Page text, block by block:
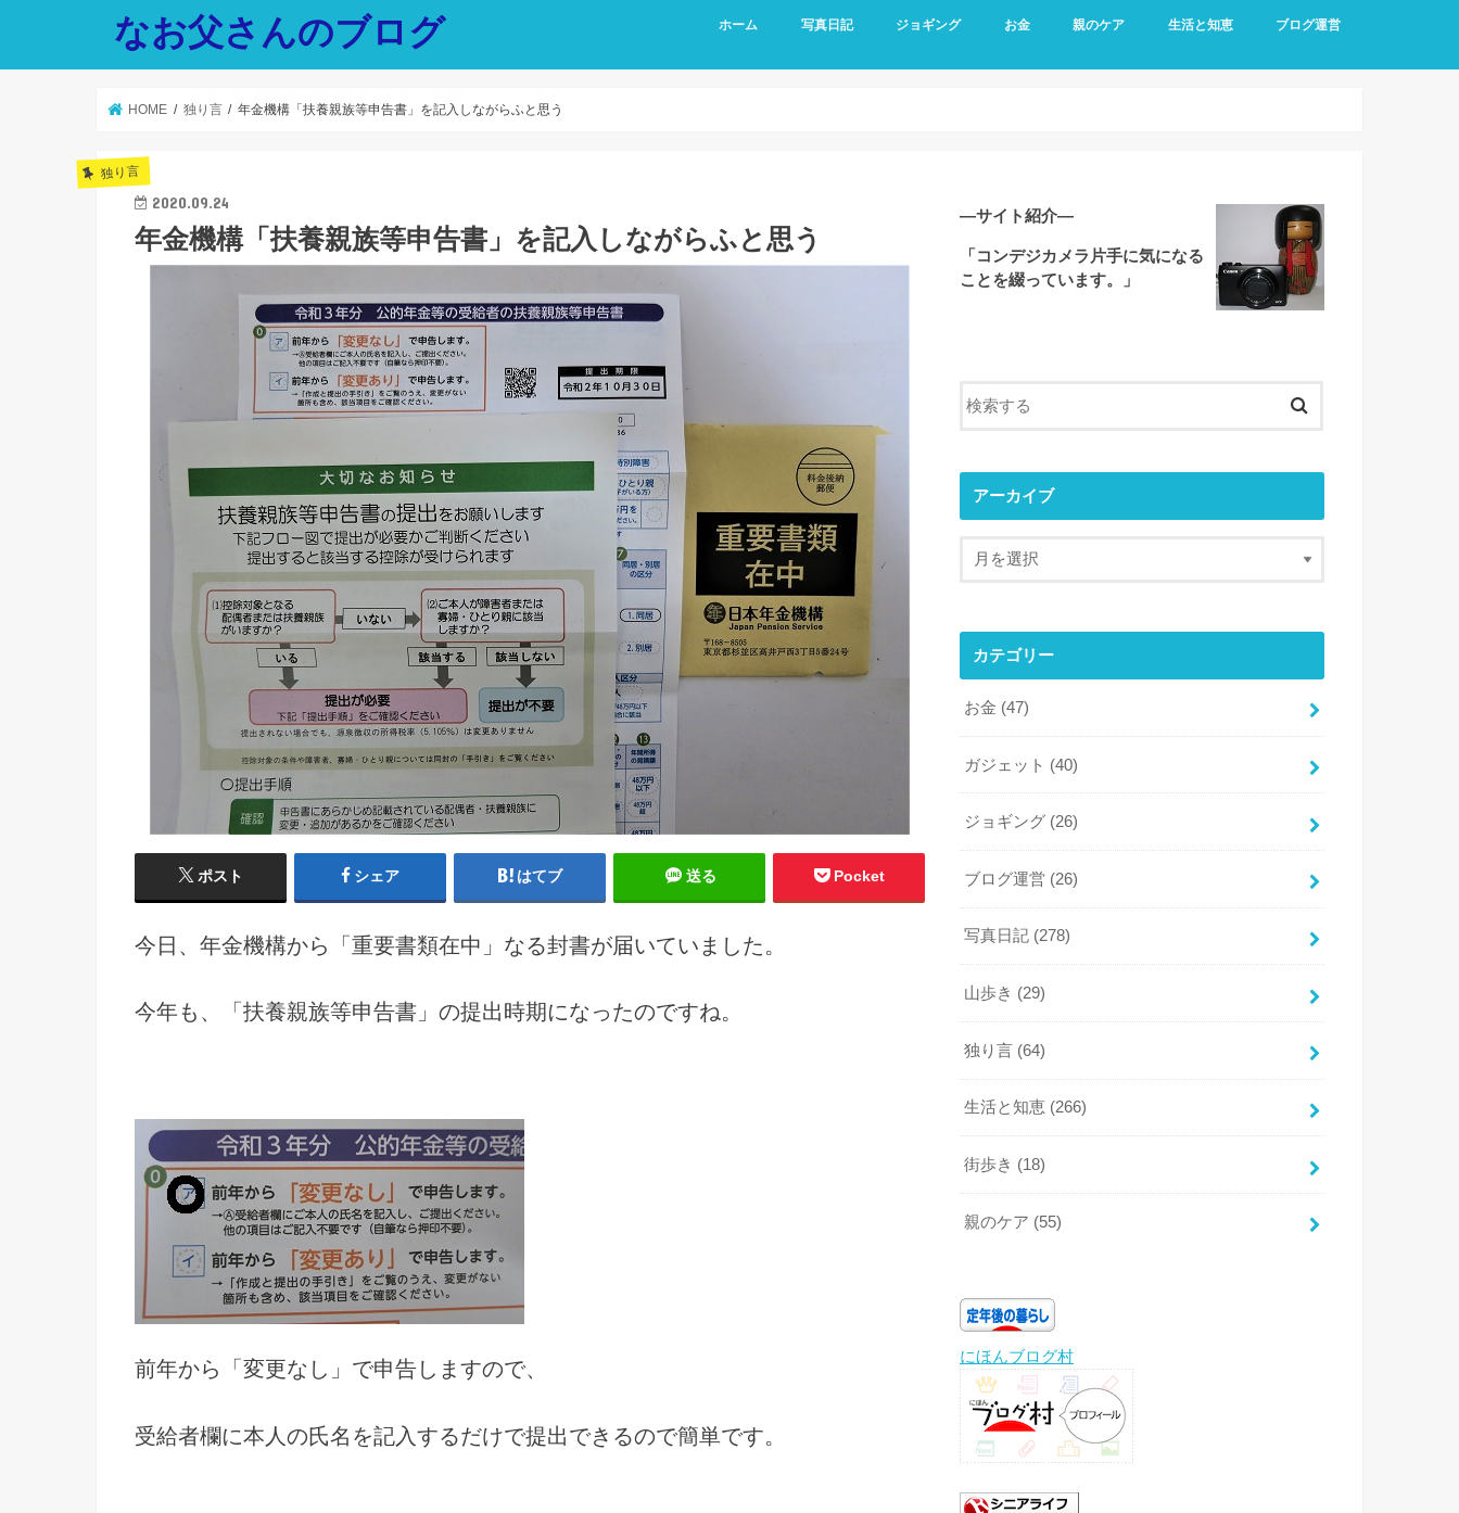
なお父さんのブログ ホーム 写真日記 ジョギング お金 親のケア 生活と知恵 ブログ運営
HOME 独り言 年金機構「扶養親族等申告書」を記入しながらふと思う
独り言
2020.09.24
年金機構「扶養親族等申告書」を記入しながらふと思う
ポスト シェア はてブ 送る Pocket
今日、年金機構から「重要書類在中」なる封書が届いていました。
今年も、 「扶養親族等申告書」の提出時期になったのですね。
前年から「変更なし」で申告しますので、
受給者欄に本人の氏名を記入するだけで提出できるので簡単です。
―サイト紹介―
「コンデジカメラ片手に気になる
ことを綴っています。」
アーカイブ
カテゴリー
お金 (47)
ガジェット (40)
ジョギング (26)
ブログ運営 (26)
写真日記 (278)
山歩き (29)
独り言 (64)
生活と知恵 (266)
街歩き (18)
親のケア (55)
にほんブログ村